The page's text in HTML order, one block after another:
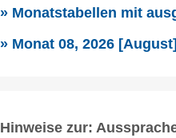
» Monatstabellen mit
» Monat 08, 2026
Hinweise zur: